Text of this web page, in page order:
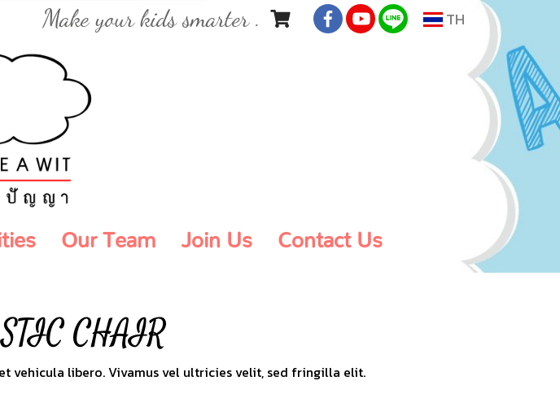
Make your kids smarter . TH
Our Team Join Us Contact Us
CHAIR
vehicula libero. Vivamus vel ultricies velit, sed fringilla elit.